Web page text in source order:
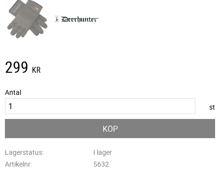
299 KR
Antal
st
KÖP
Lagerstatus
I lager
Artikelnr
5632